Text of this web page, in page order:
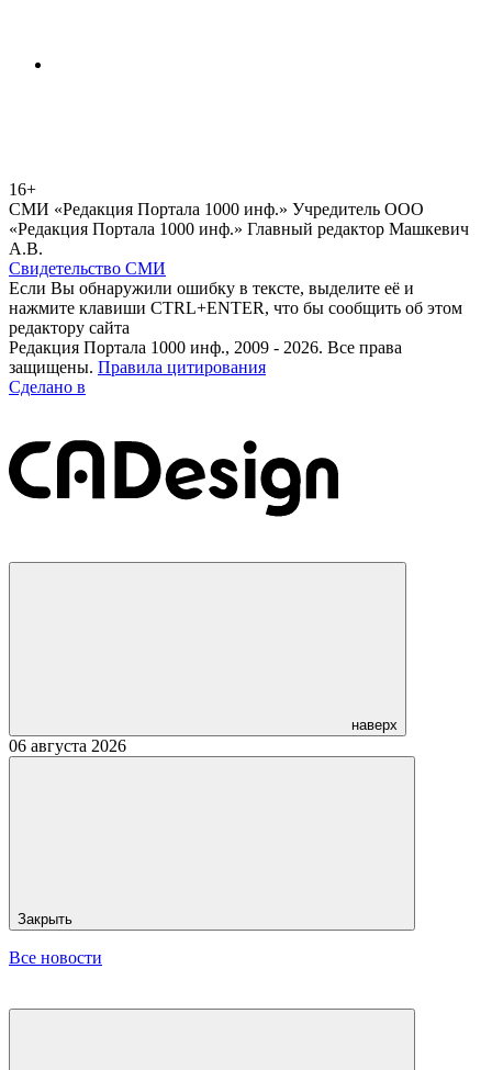
16+
СМИ «Редакция Портала 1000 инф.» Учредитель ООО
«Редакция Портала 1000 инф.» Главный редактор Машкевич
А.В.
Свидетельство СМИ
Если Вы обнаружили ошибку в тексте, выделите её и
нажмите клавиши CTRL+ENTER, что бы сообщить об этом
редактору сайта
Редакция Портала 1000 инф., 2009 - 2026. Все права
защищены. Правила цитирования
Сделано в
наверх
06 августа 2026
Закрыть
Все новости